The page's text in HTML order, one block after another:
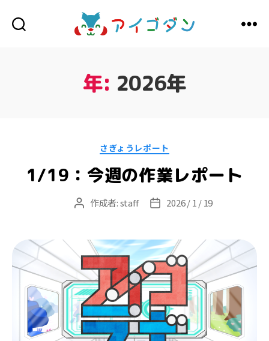
ン
年: 2026年
カ
テ
リ
ー
さぎょうレポート
1/19：今週の作業レポート
投 作成者:staff
投 2026 / 1 / 19